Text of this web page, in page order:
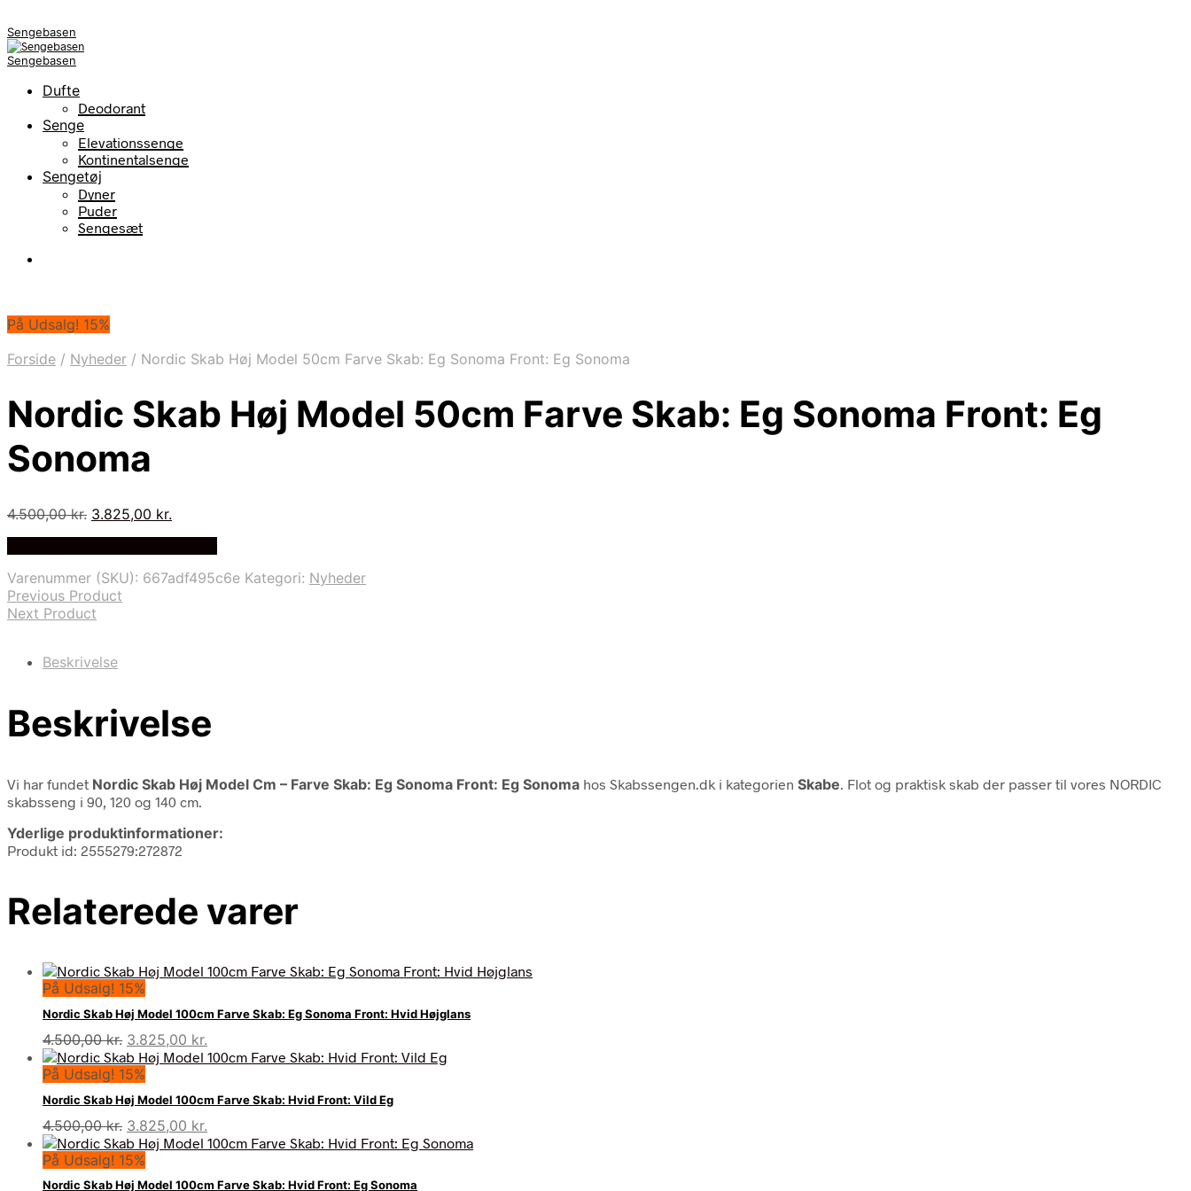
Sengebasen
Sengebasen
Dufte
Deodorant
Senge
Elevationssenge
Kontinentalsenge
Sengetøj
Dyner
Puder
Sengesæt
På Udsalg! 15%
Forside / Nyheder / Nordic Skab Høj Model 50cm Farve Skab: Eg Sonoma Front: Eg Sonoma
Nordic Skab Høj Model 50cm Farve Skab: Eg Sonoma Front: Eg
Sonoma
4.500,00kr. Den
4.500,00 kr..
3.825,00 kr.
3.825,00 kr..
Varenummer (SKU): 667adf495c6e Kategori: Nyheder
Previous Product
Next Product
Beskrivelse
Beskrivelse
Vi har fundet Nordic Skab Høj Model Cm – Farve Skab: Eg Sonoma Front: Eg Sonoma hos Skabssengen.dk i kategorien Skabe . Flot og praktisk skab der passer til vores NORDIC
skabsseng i 90, 120 og 140 cm.
Yderlige produktinformationer:
Produkt id: 2555279:272872
Relaterede varer
På Udsalg! 15%
Nordic Skab Høj Model 100cm Farve Skab: Eg Sonoma Front: Hvid Højglans
4.500,00kr. Den
oprindelige
pris
var:
4.500,00 kr..
3.825,00 kr.
aktuelle
er:
3.825,00 kr..
På Udsalg! 15%
Nordic Skab Høj Model 100cm Farve Skab: Hvid Front: Vild Eg
4.500,00kr. Den
oprindelige
pris
var:
3.825,00 kr.
aktuelle
er:
På Udsalg! 15%
Nordic Skab Høj Model 100cm Farve Skab: Hvid Front: Eg Sonoma